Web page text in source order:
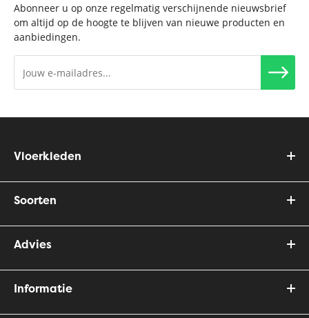
Abonneer u op onze regelmatig verschijnende nieuwsbrief
om altijd op de hoogte te blijven van nieuwe producten en
aanbiedingen.
Vloerkleden
Soorten
Advies
Informatie